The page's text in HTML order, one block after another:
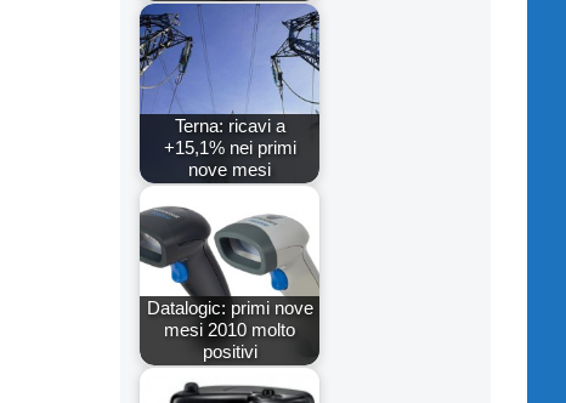
Terna: ricavi a
+15,1% nei primi
nove mesi
Datalogic: primi nove
mesi 2010 molto
positivi